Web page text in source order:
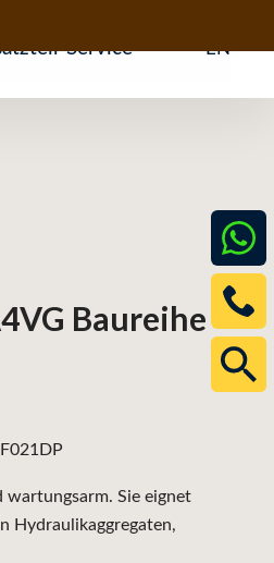
Service EN
Baureihe
wartungsarm. Sie eignet
Hydraulikaggregaten,